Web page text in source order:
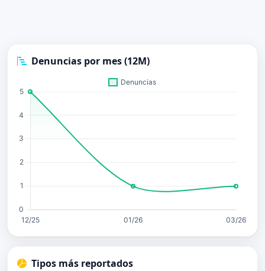
Denuncias por mes (12M)
Tipos más reportados